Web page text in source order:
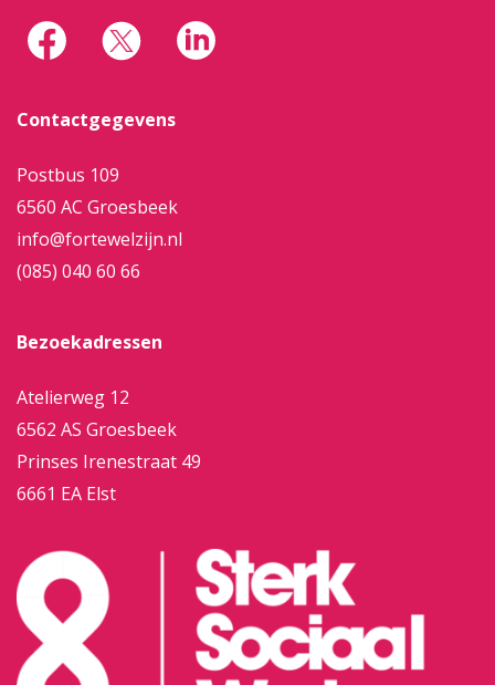
Contactgegevens
Postbus 109
6560 AC Groesbeek
info@fortewelzijn.nl
(085) 040 60 66
Bezoekadressen
Atelierweg 12
6562 AS Groesbeek
Prinses Irenestraat 49
6661 EA Elst